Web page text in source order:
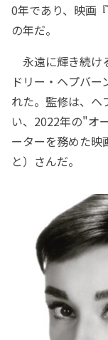
0年であり、映画
の年だ。
永遠に輝き続け
ドリー・ヘプバ
れた。監修は、ヘ
い、2022年の"オ
ーターを務めた映
と）さんだ。